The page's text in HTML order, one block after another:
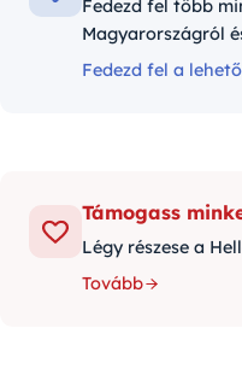
Fedezd fel több
Magyarországról
Fedezd fel a
Támogass
Légy részese a
Tovább